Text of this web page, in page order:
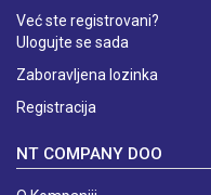
Već ste registrovani?
Ulogujte se sada
Zaboravljena lozinka
Registracija
NT COMPANY DOO